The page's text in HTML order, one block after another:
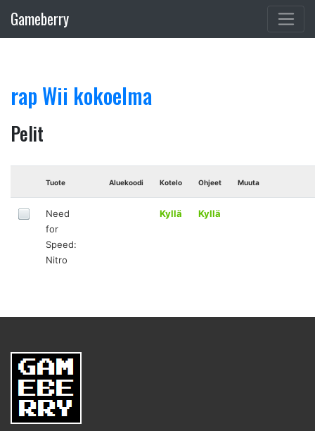
Gameberry
rap Wii kokoelma
Pelit
Tuote Aluekoodi Kotelo Ohjeet Muuta
Need
for
Speed:
Nitro
Kyllä Kyllä